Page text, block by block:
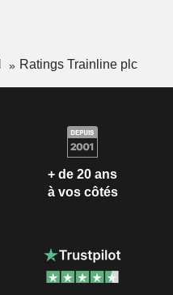
Ratings Trainline plc
+ de 20 ans
à vos côtés